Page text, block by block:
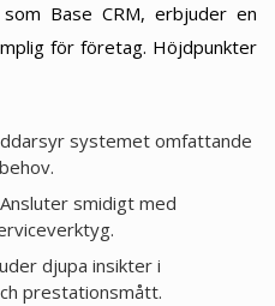
Base CRM, erbjuder en
för företag. Höjdpunkter
systemet omfattande
smidigt med
djupa insikter i
prestationsmått.